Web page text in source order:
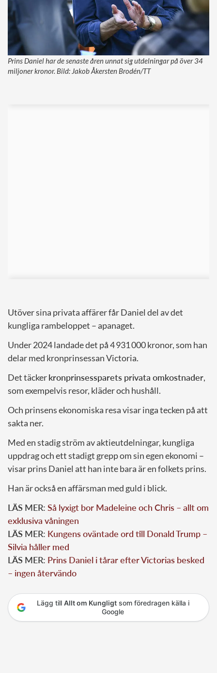
Prins Daniel har de senaste åren unnat sig utdelningar på över 34
miljoner kronor. Bild: Jakob Åkersten Brodén/TT
Utöver sina privata affärer får Daniel del av det
kungliga rambeloppet – apanaget.
Under 2024 landade det på 4 931 000 kronor, som han
delar med kronprinsessan Victoria.
Det täckerkronprinsessparets privata omkostnader,
som exempelvis resor, kläder och hushåll.
Och prinsens ekonomiska resa visar inga tecken på att
sakta ner.
Med en stadig ström av aktieutdelningar, kungliga
uppdrag och ett stadigt grepp om sin egen ekonomi –
visar prins Daniel att han inte bara är en folkets prins.
Han är också en affärsman med guld i blick.
LÄS MER: Så lyxigt bor Madeleine och Chris – allt om
exklusiva våningen
LÄS MER: Kungens oväntade ord till Donald Trump –
Silvia håller med
LÄS MER: Prins Daniel i tårar efter Victorias besked
– ingen återvändo
Lägg till Allt om Kungligtsom föredragen källa i
Google